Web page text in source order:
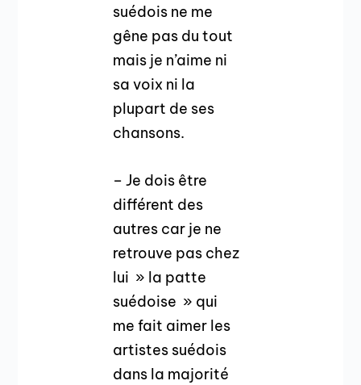
suédois ne me
gêne pas du tout
mais je n’aime ni
sa voix ni la
plupart de ses
chansons.
– Je dois être
différent des
autres car je ne
retrouve pas chez
lui » la patte
suédoise » qui
me fait aimer les
artistes suédois
dans la majorité